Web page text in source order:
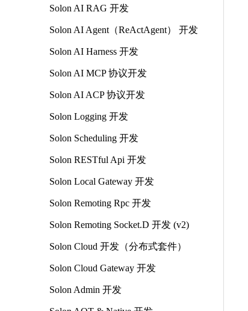
Solon AI RAG 开发
Solon AI Agent（ReActAgent） 开发
Solon AI Harness 开发
Solon AI MCP 协议开发
Solon AI ACP 协议开发
Solon Logging 开发
Solon Scheduling 开发
Solon RESTful Api 开发
Solon Local Gateway 开发
Solon Remoting Rpc 开发
Solon Remoting Socket.D 开发 (v2)
Solon Cloud 开发（分布式套件）
Solon Cloud Gateway 开发
Solon Admin 开发